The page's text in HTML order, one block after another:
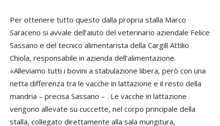
Per ottenere tutto questo dalla propria stalla Marco
Saraceno si avvale dell’aiuto del veterinario aziendale Felice
Sassano e del tecnico alimentarista della Cargill Attilio
Chiola, responsabile in azienda dell’alimentazione.
«Alleviamo tutti i bovini a stabulazione libera, però con una
netta differenza tra le vacche in lattazione e il resto della
mandria – precisa Sassano – . Le vacche in lattazione
vengono allevate su cuccette, nel corpo principale della
stalla, collegato direttamente alla sala mungitura,